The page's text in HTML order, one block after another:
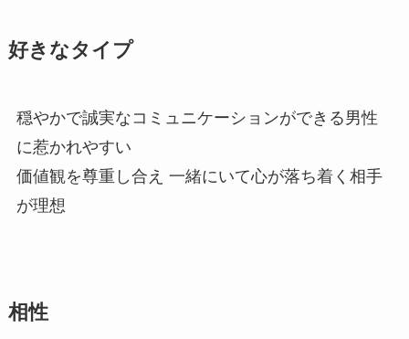
好きなタイプ
穏やかで誠実なコミュニケーションができる男性
に惹かれやすい
価値観を尊重し合え 一緒にいて心が落ち着く相手
が理想
相性